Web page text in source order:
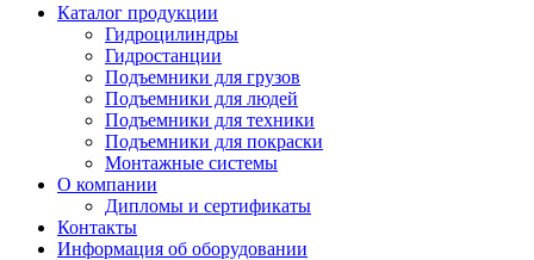
Каталог продукции
Гидроцилиндры
Гидростанции
Подъемники для грузов
Подъемники для людей
Подъемники для техники
Подъемники для покраски
Монтажные системы
О компании
Дипломы и сертификаты
Контакты
Информация об оборудовании